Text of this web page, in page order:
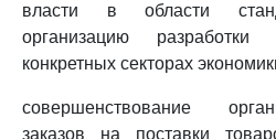
власти в области
организацию
конкретных секторах
совершенствование
заказов на поставки